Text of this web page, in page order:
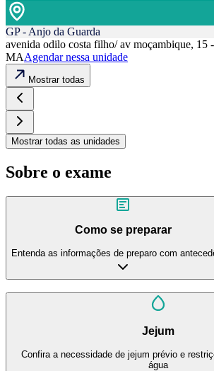
GP - Anjo da Guarda
avenida odilo costa filho/ av moçambique, 15
MAAgendar nessa unidade
Mostrar todas
Mostrar todas as unidades
Sobre o exame
Como se preparar
Entenda as informações de preparo com
Jejum
Confira a necessidade de jejum prévio e
água